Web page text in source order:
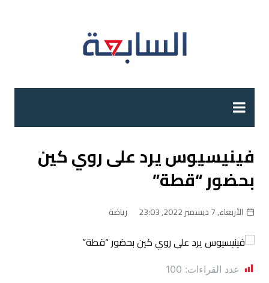
فينيسيوس يرد على روي كين
بحضور “قطة”
الأربعاء, 7 ديسمبر 2022, 23:03 رياضة
عدد القراءات: 100